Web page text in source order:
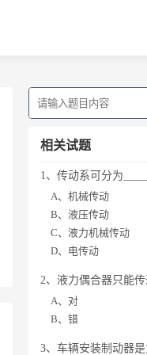
相关试题
1、传动系可分为
A、机械传动
B、液压传动
C、液力机械传动
D、电传动
2、液力偶合器只能
A、对
B、错
3、车辆安装制动器是